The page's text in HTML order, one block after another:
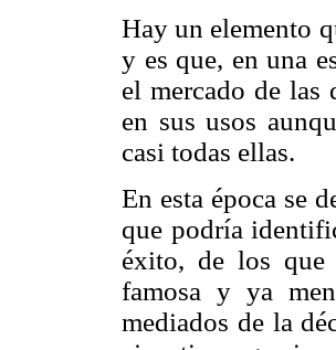
Hay un elemento
y es que, en una
el mercado de las
en sus usos
casi todas ellas.
En esta época se
que podría
éxito, de los que
famosa y ya
mediados de la